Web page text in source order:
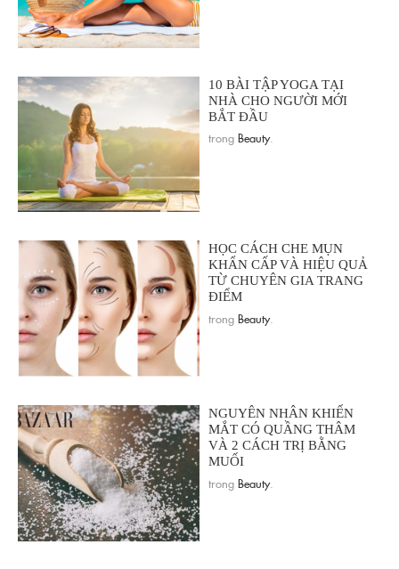
10 BÀI TẬP YOGA TẠI
NHÀ CHO NGƯỜI MỚI
BẮT ĐẦU
trong Beauty.
HỌC CÁCH CHE MỤN
KHẨN CẤP VÀ HIỆU QUẢ
TỪ CHUYÊN GIA TRANG
ĐIỂM
trong Beauty.
NGUYÊN NHÂN KHIẾN
MẮT CÓ QUẦNG THÂM
VÀ 2 CÁCH TRỊ BẰNG
MUỐI
trong Beauty.